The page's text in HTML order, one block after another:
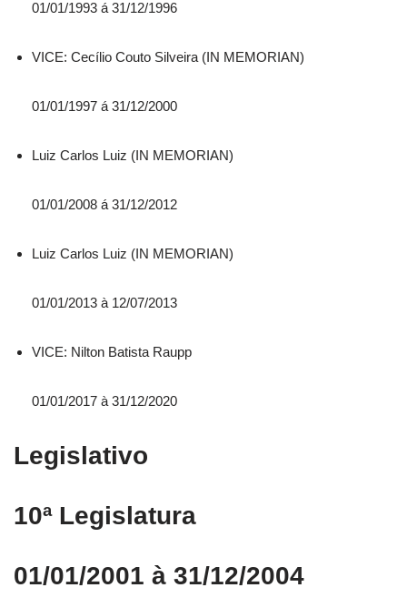
01/01/1993 á 31/12/1996
VICE: Cecílio Couto Silveira (IN MEMORIAN)
01/01/1997 á 31/12/2000
Luiz Carlos Luiz (IN MEMORIAN)
01/01/2008 á 31/12/2012
Luiz Carlos Luiz (IN MEMORIAN)
01/01/2013 à 12/07/2013
VICE: Nilton Batista Raupp
01/01/2017 à 31/12/2020
Legislativo
10ª Legislatura
01/01/2001 à 31/12/2004